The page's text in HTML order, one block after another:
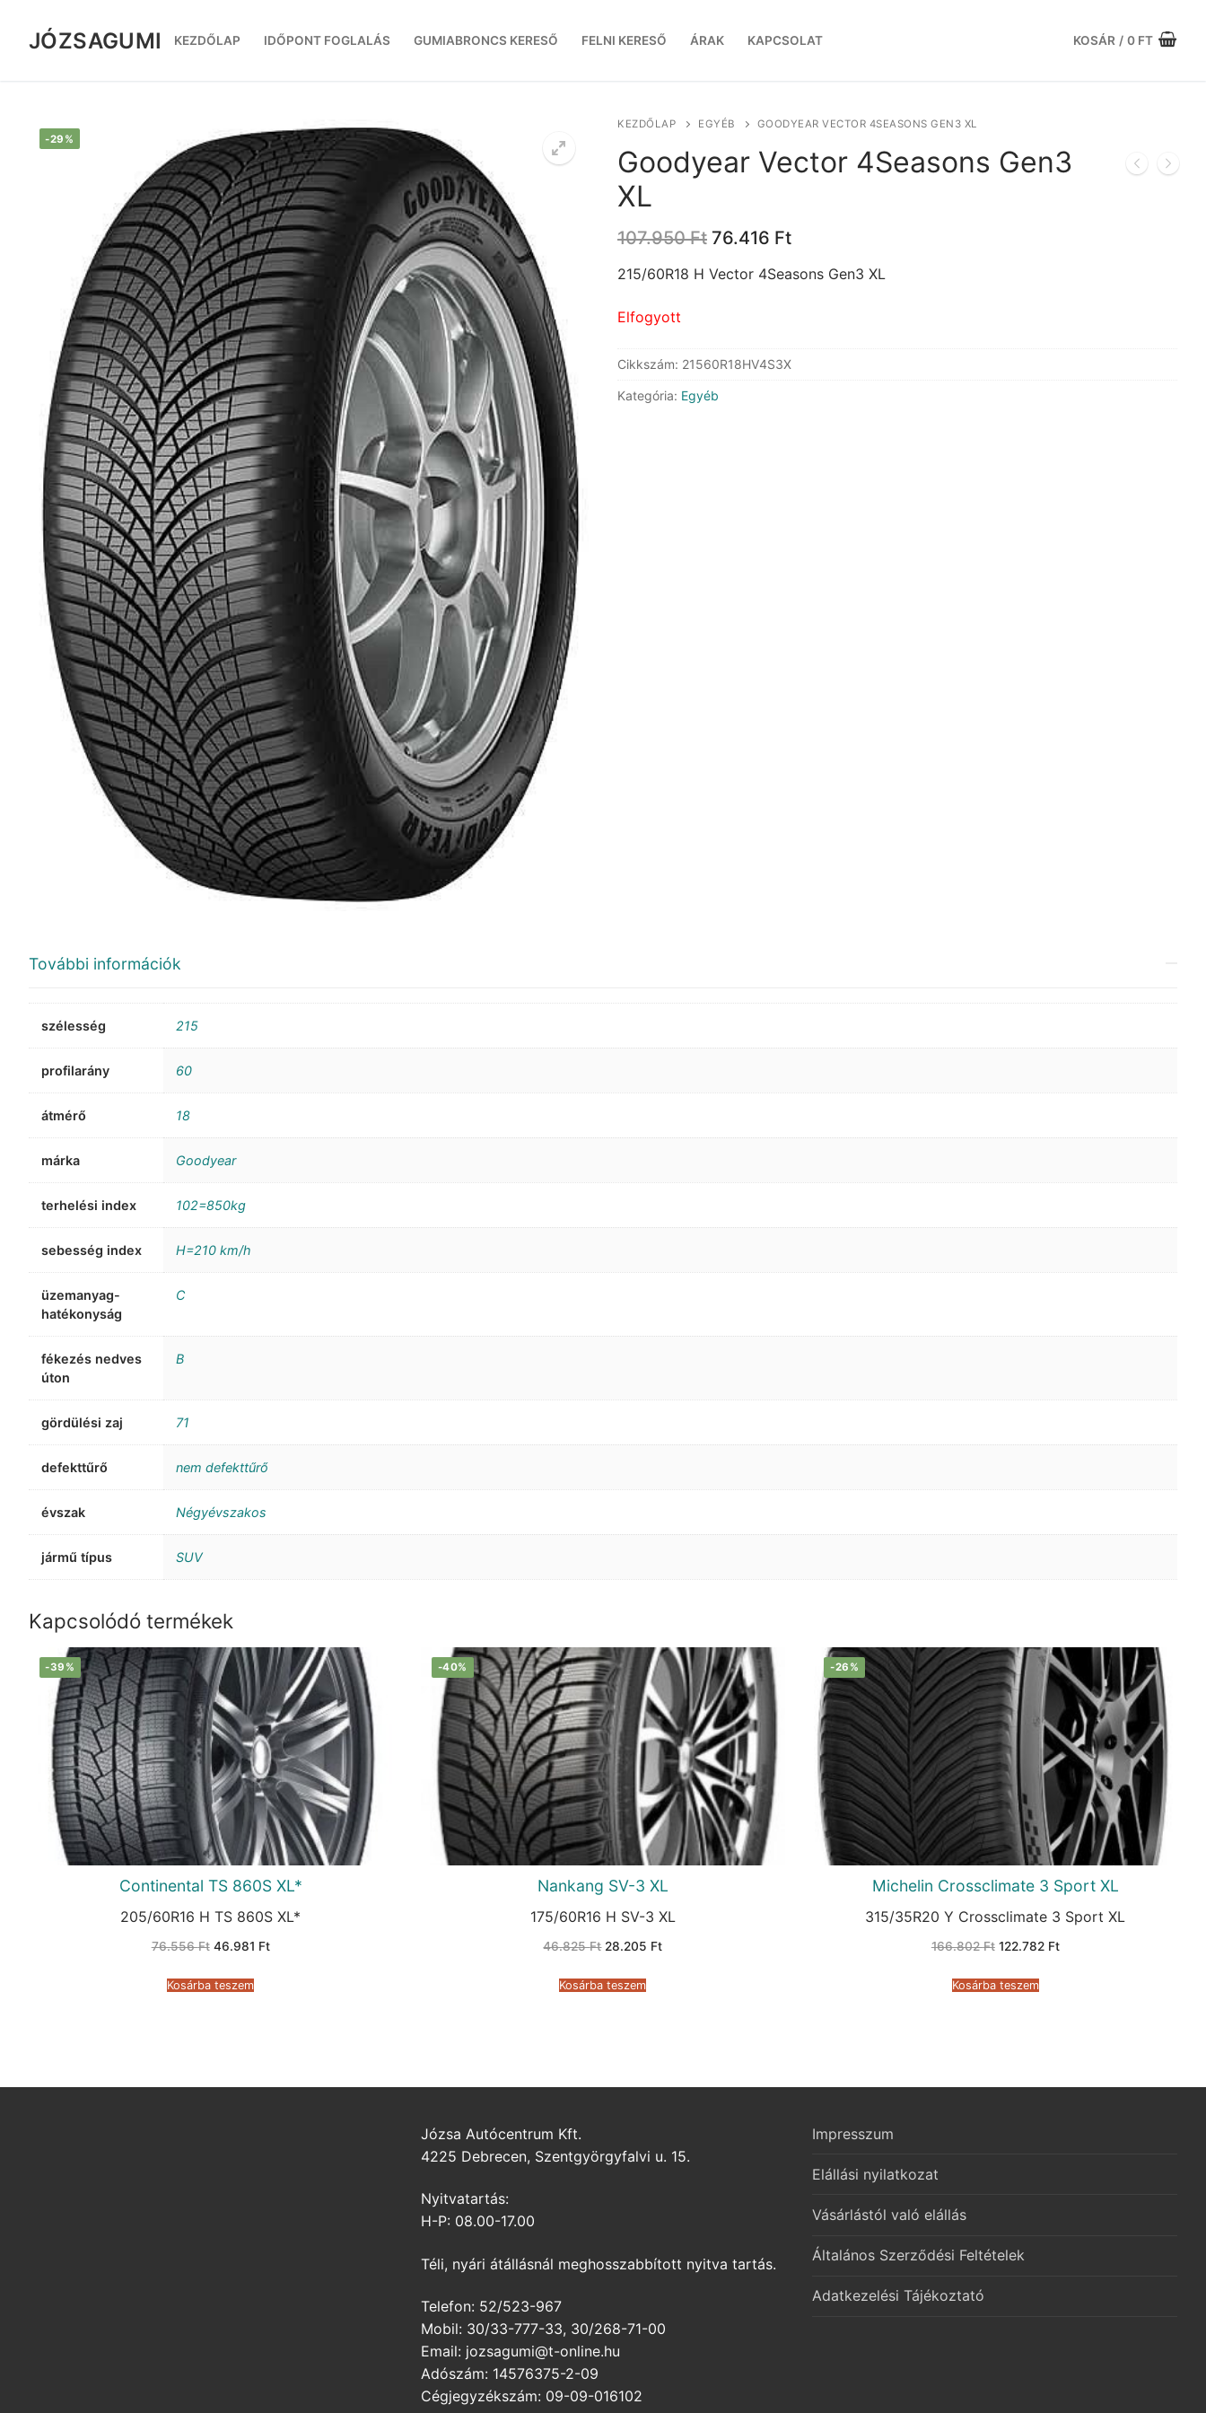
tartalomra
JÓZSAGUMI KEZDŐLAP IDŐPONT FOGLALÁS GUMIABRONCS KERESŐ FELNI KERESŐ ÁRAK KAPCSOLAT KOSÁR / 0 FT
-29%
KEZDŐLAP EGYÉB GOODYEAR VECTOR 4SEASONS GEN3 XL
Goodyear Vector 4Seasons Gen3
XL
107.950Ft Original
was:
76.416 FtCurrent
is:
215/60R18 H Vector 4Seasons Gen3 XL
Elfogyott
Cikkszám: 21560R18HV4S3X
Kategória: Egyéb
További információk
szélesség 215
profilarány 60
átmérő 18
márka Goodyear
terhelési index 102=850kg
sebesség index H=210 km/h
üzemanyag-
hatékonyság
C
fékezés nedves
úton
B
gördülési zaj 71
defekttűrő nem defekttűrő
évszak Négyévszakos
jármű típus SUV
Kapcsolódó termékek
-39%
Continental TS 860S XL*
205/60R16 H TS 860S XL*
76.556Ft Original
76.556 Ft.
46.981 FtCurrent
Kosárba teszem
-40%
Nankang SV-3 XL
175/60R16 H SV-3 XL
46.825Ft Original
46.825 Ft.
28.205 FtCurrent
Kosárba teszem
-26%
Michelin Crossclimate 3 Sport XL
315/35R20 Y Crossclimate 3 Sport XL
166.802Ft Original
166.802 Ft.
122.782 FtCurrent
Kosárba teszem
Józsa Autócentrum Kft.
4225 Debrecen, Szentgyörgyfalvi u. 15.
Nyitvatartás:
H-P: 08.00-17.00
Téli, nyári átállásnál meghosszabbított nyitva tartás.
Telefon: 52/523-967
Mobil: 30/33-777-33, 30/268-71-00
Email: jozsagumi@t-online.hu
Adószám: 14576375-2-09
Cégjegyzékszám: 09-09-016102
Impresszum
Elállási nyilatkozat
Vásárlástól való elállás
Általános Szerződési Feltételek
Adatkezelési Tájékoztató